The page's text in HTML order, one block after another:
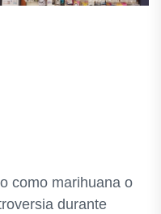
como marihuana o
durante